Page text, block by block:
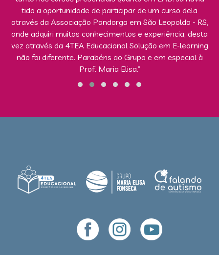
tido a oportunidade de participar de um curso dela
através da Associação Pandorga em São Leopoldo - RS,
onde adquiri muitos conhecimentos e experiência, desta
vez através da 4TEA Educacional Solução em E-learning
não foi diferente. Parabéns ao Grupo e em especial à
Prof. Maria Elisa.”